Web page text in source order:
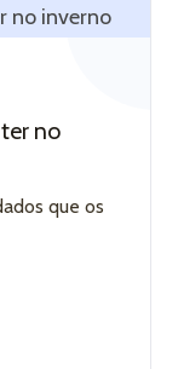
no
que os